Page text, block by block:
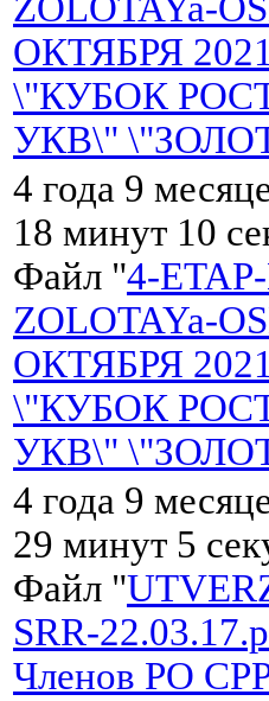
ОКТЯБРЯ
\"КУБОК
УКВ\"
4 года 9
18 минут 10
Файл "4-
ZOLOTAYa-
ОКТЯБРЯ
\"КУБОК
УКВ\"
4 года 9
29 минут 5
Файл "
SRR-
Членов РО